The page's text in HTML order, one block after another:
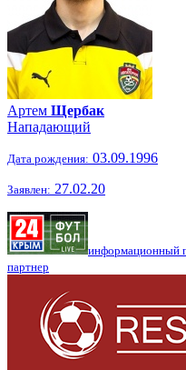
Артем Щербак
Нападающий
Дата рождения: 03.09.1996
Заявлен: 27.02.20
информационный
партнер